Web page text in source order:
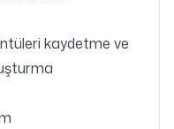
kaydetme ve